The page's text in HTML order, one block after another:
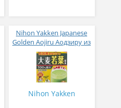
Nihon Yakken Japanese
Golden Aojiru Аодзиру из
листьев молодого
ячменя
Nihon Yakken